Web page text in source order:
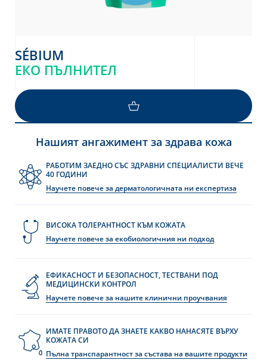
SÉBIUM
ЕКО ПЪЛНИТЕЛ
ВИЖТЕ ПОВЕЧЕНашият ангажимент за здрава кожа
РАБОТИМ ЗАЕДНО СЪС ЗДРАВНИ СПЕЦИАЛИСТИ ВЕЧЕ
40 ГОДИНИ
Научете повече за дерматологичната ни експертиза
ВИСОКА ТОЛЕРАНТНОСТ КЪМ КОЖАТА
Научете повече за екобиологичния ни подход
ЕФИКАСНОСТ И БЕЗОПАСНОСТ, ТЕСТВАНИ ПОД
МЕДИЦИНСКИ КОНТРОЛ
Научете повече за нашите клинични проучвания
ИМАТЕ ПРАВОТО ДА ЗНАЕТЕ КАКВО НАНАСЯТЕ ВЪРХУ
КОЖАТА СИ
Пълна транспарантност за състава на вашите продукти